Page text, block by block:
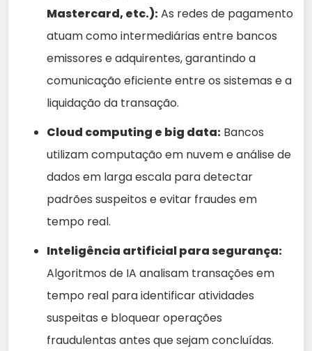
Mastercard, etc.):As redes de pagamento
atuam como intermediárias entre bancos
emissores e adquirentes, garantindo a
comunicação eficiente entre os sistemas e a
liquidação da transação.
Cloud computing e big data: Bancos
utilizam computação em nuvem e análise de
dados em larga escala para detectar
padrões suspeitos e evitar fraudes em
tempo real.
Inteligência artificial para segurança:
Algoritmos de IA analisam transações em
tempo real para identificar atividades
suspeitas e bloquear operações
fraudulentas antes que sejam concluídas.